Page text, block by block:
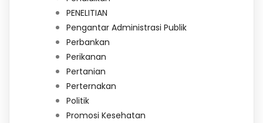
PENELITIAN
Pengantar Administrasi Publik
Perbankan
Perikanan
Pertanian
Perternakan
Politik
Promosi Kesehatan